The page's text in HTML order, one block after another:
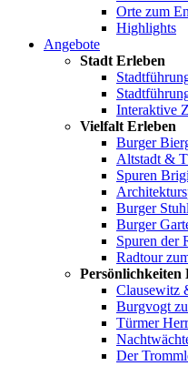
Orte zum
Highlights
Angebote
Stadt Erleben
Interaktive
Vielfalt Erleben
Burger
Altstadt &
Spuren
Burger
Burger
Spuren der
Radtour
Persönlichkeiten
Clausewitz
Burgvogt
Türmer
Der